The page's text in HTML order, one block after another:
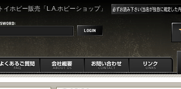
ホビー販売「L.A.ホビーショップ」